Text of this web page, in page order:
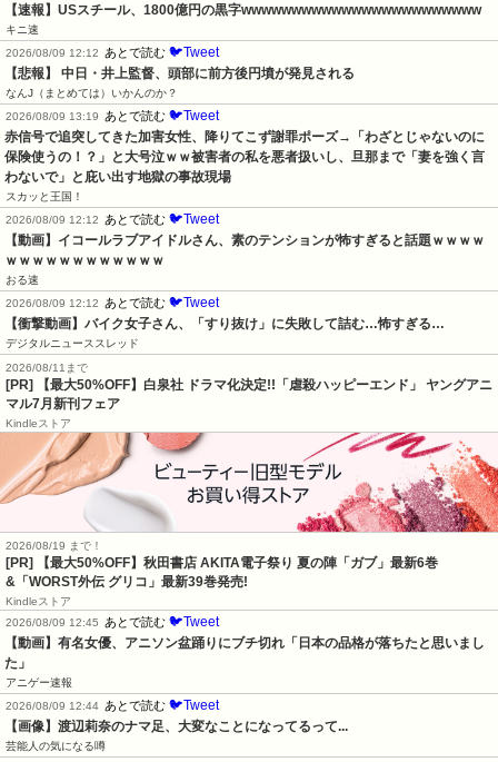
【速報】USスチール、1800億円の黒字wwwwwwwwwwwwwwwwwwwwwwww
キニ速
2026/08/09 12:12
あとで読む 🐦Tweet
【悲報】 中日・井上監督、頭部に前方後円墳が発見される
なんJ（まとめては）いかんのか？
2026/08/09 13:19
あとで読む 🐦Tweet
赤信号で追突してきた加害女性、降りてこず謝罪ポーズ→「わざとじゃないのに
保険使うの！？」と大号泣ｗｗ被害者の私を悪者扱いし、旦那まで「妻を強く言
わないで」と庇い出す地獄の事故現場
スカッと王国！
2026/08/09 12:12
あとで読む 🐦Tweet
【動画】イコールラブアイドルさん、素のテンションが怖すぎると話題ｗｗｗｗ
ｗｗｗｗｗｗｗｗｗｗｗｗ
おる速
2026/08/09 12:12
あとで読む 🐦Tweet
【衝撃動画】バイク女子さん、「すり抜け」に失敗して詰む…怖すぎる…
デジタルニューススレッド
2026/08/11まで
[PR] 【最大50%OFF】白泉社 ドラマ化決定!!「虐殺ハッピーエンド」 ヤングアニ
マル7月新刊フェア
Kindleストア
2026/08/19 まで！
[PR] 【最大50%OFF】秋田書店 AKITA電子祭り 夏の陣「ガブ」最新6巻
&「WORST外伝 グリコ」最新39巻発売!
Kindleストア
2026/08/09 12:45
あとで読む 🐦Tweet
【動画】有名女優、アニソン盆踊りにブチ切れ「日本の品格が落ちたと思いまし
た」
アニゲー速報
2026/08/09 12:44 あとで読む 🐦Tweet
【画像】渡辺莉奈のナマ足、大変なことになってるって...
芸能人の気になる噂